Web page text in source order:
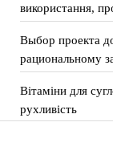
використання,
Выбор проекта
рациональному
Вітаміни для
рухливість